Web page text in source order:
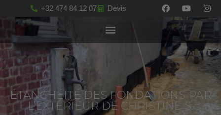
+32 474 84 12 07 Devis
ÉTANCHÉITÉ DES FONDATIONS PAR
L’EXTÉRIEUR DE CHRISTINE S.